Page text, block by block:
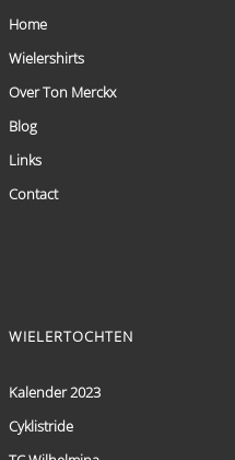
Home
Wielershirts
Over Ton Merckx
Blog
Links
Contact
WIELERTOCHTEN
Kalender 2023
Cyklistride